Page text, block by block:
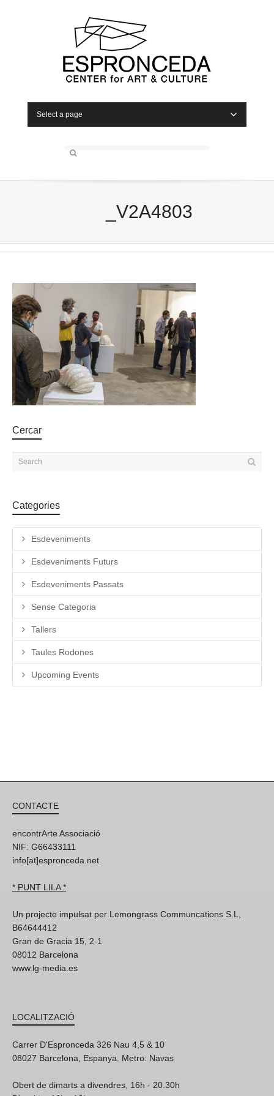
Select a page
_V2A4803
Cercar
Categories
Esdeveniments
Esdeveniments Futurs
Esdeveniments Passats
Sense Categoria
Tallers
Taules Rodones
Upcoming Events
CONTACTE
encontrArte Associació
NIF: G66433111
info[at]espronceda.net
* PUNT LILA *
Un projecte impulsat per Lemongrass Communcations S.L,
B64644412
Gran de Gracia 15, 2-1
08012 Barcelona
www.lg-media.es
LOCALITZACIÓ
Carrer D'Espronceda 326 Nau 4,5 & 10
08027 Barcelona, Espanya. Metro: Navas
Obert de dimarts a divendres, 16h - 20.30h